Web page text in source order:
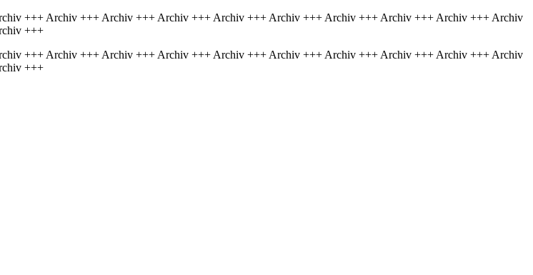
+++ Archiv +++ Archiv +++ Archiv +++ Archiv +++ Archiv +++ Archiv +++ Archiv +++ Archiv +++ Archiv
+++
+++ Archiv +++ Archiv +++ Archiv +++ Archiv +++ Archiv +++ Archiv +++ Archiv +++ Archiv +++ Archiv
+++